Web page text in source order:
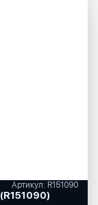
Артикул: R151090